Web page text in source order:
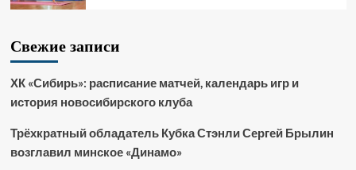
Свежие записи
ХК «Сибирь»: расписание матчей, календарь игр и
история новосибирского клуба
Трёхкратный обладатель Кубка Стэнли Сергей Брылин
возглавил минское «Динамо»